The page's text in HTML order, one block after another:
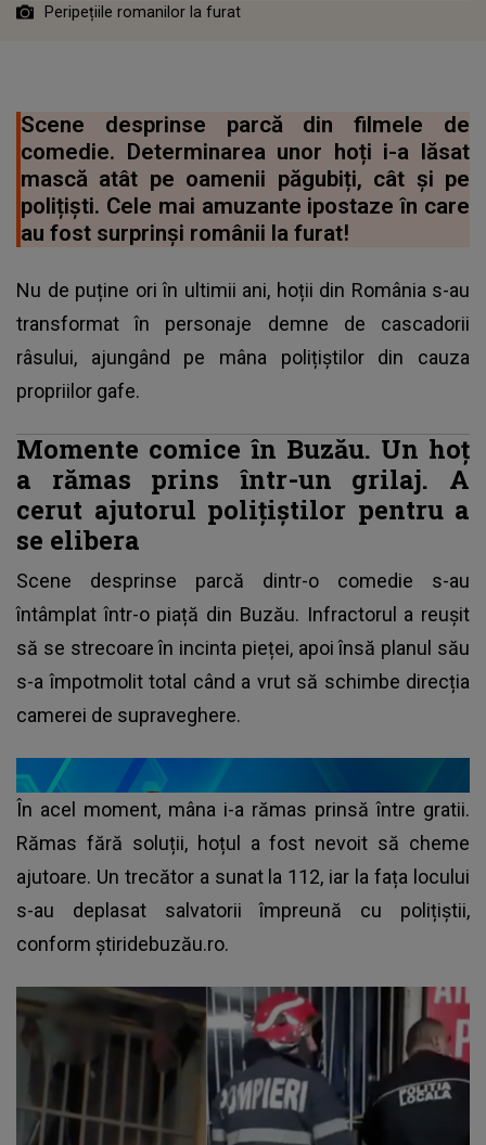
Peripețiile romanilor la furat
Scene desprinse parcă din filmele de
comedie. Determinarea unor hoți i-a lăsat
mască atât pe oamenii păgubiți, cât și pe
polițiști. Cele mai amuzante ipostaze în care
au fost surprinși românii la furat!
Nu de puține ori în ultimii ani, hoții din România s-au
transformat în personaje demne de cascadorii
râsului, ajungând pe mâna polițiștilor din cauza
propriilor gafe.
Momente comice în Buzău. Un hoț
a rămas prins într-un grilaj. A
cerut ajutorul polițiștilor pentru a
se elibera
Scene desprinse parcă dintr-o comedie s-au
întâmplat într-o piață din Buzău. Infractorul a reușit
să se strecoare în incinta pieței, apoi însă planul său
s-a împotmolit total când a vrut să schimbe direcția
camerei de supraveghere.
În acel moment, mâna i-a rămas prinsă între gratii.
Rămas fără soluții, hoțul a fost nevoit să cheme
ajutoare. Un trecător a sunat la 112, iar la fața locului
s-au deplasat salvatorii împreună cu polițiștii,
conform știridebuzău.ro.